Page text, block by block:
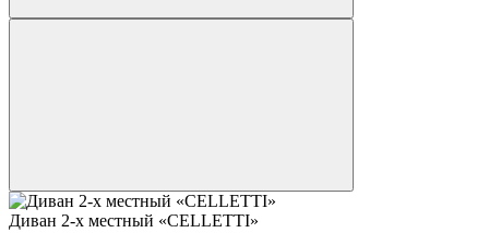
Диван 2-х местный «CELLETTI»